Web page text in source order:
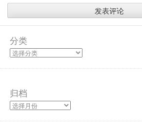
分类
归档